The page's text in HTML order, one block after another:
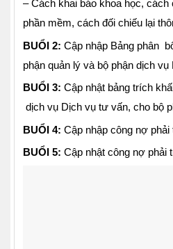
– Cách khai báo khoa học,
phần mềm, cách đối chiếu lại
BUỔI 2: Cập nhập Bảng phân
phận quản lý và bộ phận dịch
BUỔI 3: Cập nhật bảng trích
dịch vụ Dịch vụ tư vấn, cho bộ
BUỔI 4: Cập nhập công nợ
BUỔI 5: Cập nhật công nợ phải